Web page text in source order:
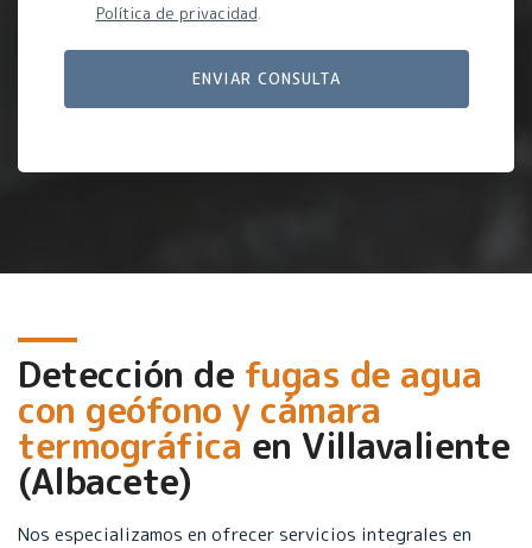
Política de privacidad.
Detección de fugas de agua
con geófono y cámara
termográficaen Villavaliente
(Albacete)
Nos especializamos en ofrecer servicios integrales en